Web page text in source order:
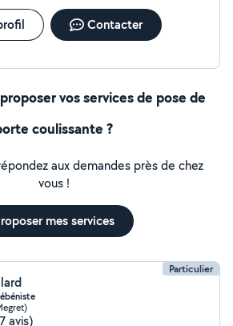
Contacter
vos services de pose de
coulissante ?
aux demandes près de chez
vous !
mes services
Particulier
avis)